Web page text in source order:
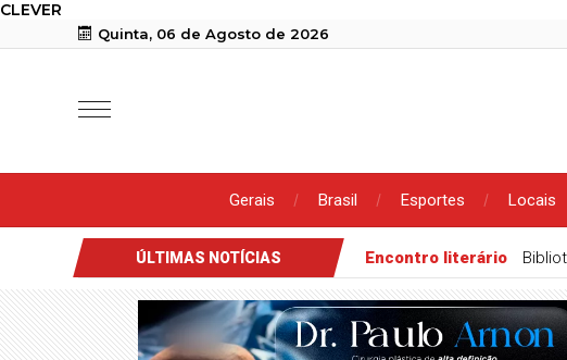
CLEVER
Quinta, 06 de Agosto de 2026
Gerais Brasil Esportes Locais
ÚLTIMAS NOTÍCIAS
de Patos abre inscrições para distribuição de raquetes de palma